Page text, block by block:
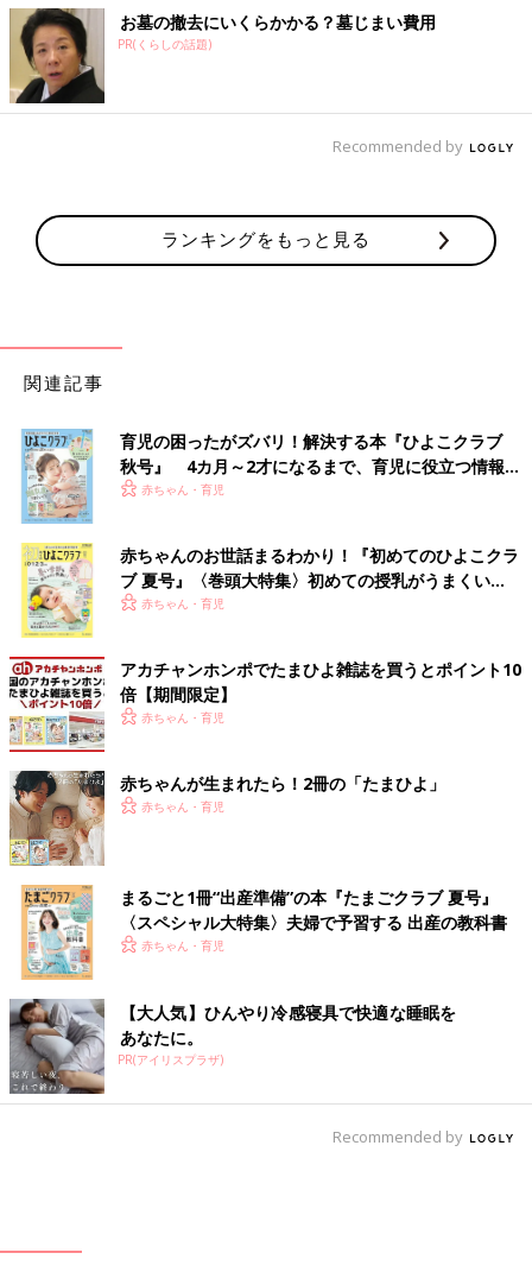
お墓の撤去にいくらかかる？墓じまい費用
PR(くらしの話題)
Recommended by
ランキングをもっと見る
関連記事
育児の困ったがズバリ！解決する本『ひよこクラブ
秋号』 4カ月～2才になるまで、育児に役立つ情報が
いっぱい！
赤ちゃん・育児
赤ちゃんのお世話まるわかり！『初めてのひよこクラ
ブ 夏号』〈巻頭大特集〉初めての授乳がうまくい
く！ おっぱい・ミルクの基本と夏のトラブル 解決テ
赤ちゃん・育児
アカチャンホンポでたまひよ雑誌を買うとポイント10
倍【期間限定】
赤ちゃん・育児
赤ちゃんが生まれたら！2冊の「たまひよ」
赤ちゃん・育児
まるごと1冊“出産準備”の本『たまごクラブ 夏号』
〈スペシャル大特集〉夫婦で予習する 出産の教科書
赤ちゃん・育児
【大人気】ひんやり冷感寝具で快適な睡眠を
あなたに。
PR(アイリスプラザ)
Recommended by